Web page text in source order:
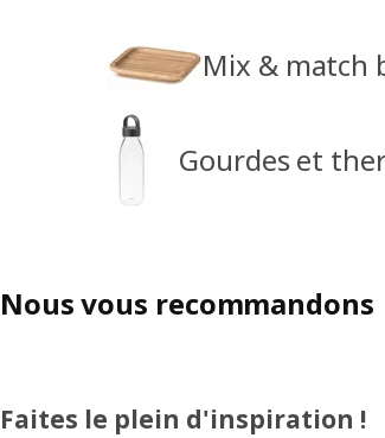
Mix & match
Gourdes et
Nous vous recommandons
Faites le plein d'inspiration !